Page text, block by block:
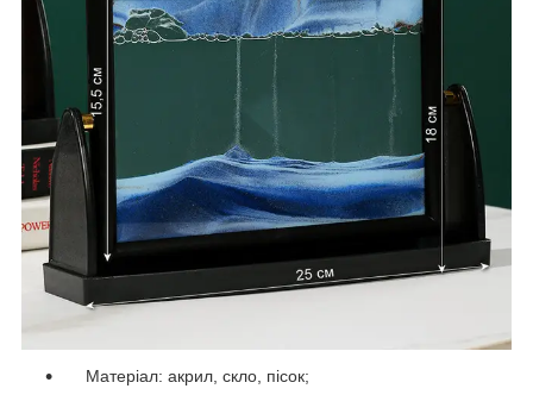
Матеріал: акрил, скло, пісок;